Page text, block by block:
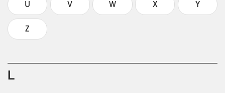
U V W X Y
Z
L